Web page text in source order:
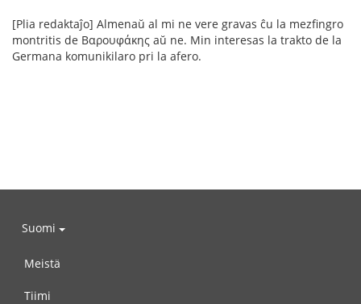
[Plia redaktaĵo] Almenaŭ al mi ne vere gravas ĉu la mezfingro
montritis de Βαρουφάκης aŭ ne. Min interesas la trakto de la
Germana komunikilaro pri la afero.
Suomi
Meistä
Tiimi